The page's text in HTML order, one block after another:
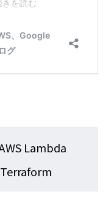
Lambda